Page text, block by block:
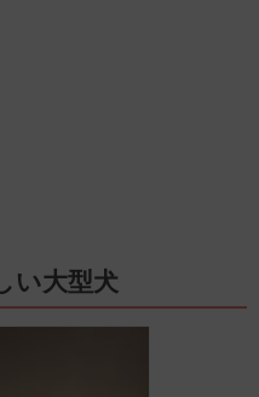
い大型犬